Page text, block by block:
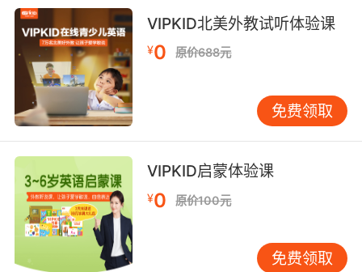
VIPKID引入的"韵律拆分教学法"将句子拆解为"葡
萄串式"节奏单元，通过北美童谣、影视片段等情
境输入，培养学员的语流感知能力。其课程数据
库显示，采用"音乐律动+影子跟读"组合训练的学
员，连读准确率提升速度是传统教学的2.3倍。这
种沉浸式训练有效克服了汉语节奏负迁移。
三、教学实践创新：技术赋能与人文平衡
国际标准发音教学面临"机械模仿"与"自然习得"的
悖论。斯坦福大学二语习得研究指出，单纯强调
发音准确性会使62%的学习者产生交流焦虑。
VIPKID独创的"三维纠音模型"，将AI实时评测、
外教情景化反馈、游戏化练习相结合，在保持课
VIPKID北美外教试听体验课
¥0 原价688元
免费领取
VIPKID启蒙体验课
¥0 原价100元
免费领取